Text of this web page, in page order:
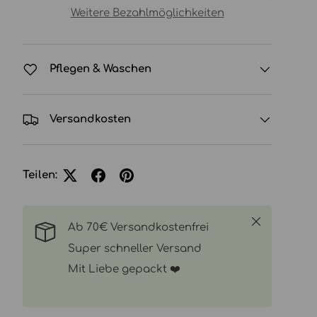
Weitere Bezahlmöglichkeiten
Pflegen & Waschen
Versandkosten
Teilen:
Ab 70€ Versandkostenfrei
Super schneller Versand
Mit Liebe gepackt ❤️
Schließen